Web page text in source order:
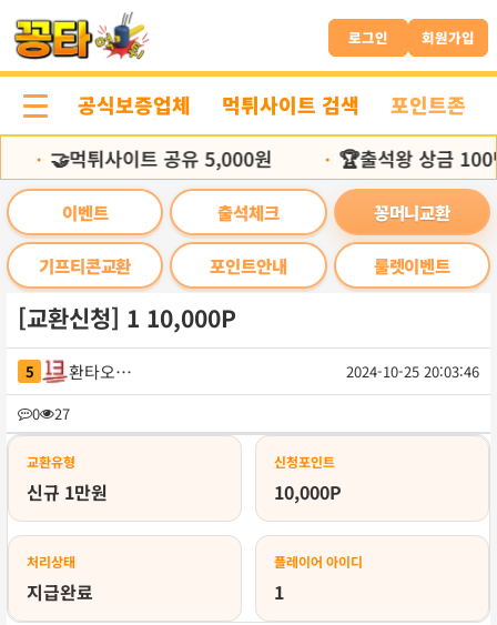
문
로
로그인 회원가입
공식보증업체 먹튀사이트 검색 포인트존
🤝먹튀사이트 공유 5,000원 🏆출석왕 상금 100
이벤트 출석체크 꽁머니교환
기프티콘교환 포인트안내 룰렛이벤트
[교환신청] 1 10,000P
5 환타오렌지
2024-10-25 20:03:46
0
27
록
교환유형
신규 1만원
신청포인트
10,000P
처리상태
지급완료
플레이어 아이디
1